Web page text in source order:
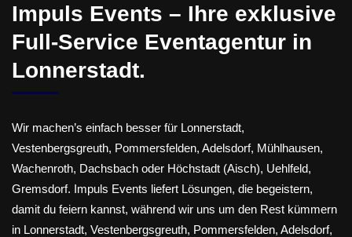
Impuls Events – Ihre exklusive
Full-Service Eventagentur in
Lonnerstadt.
Wir machen’s einfach besser für Lonnerstadt,
Vestenbergsgreuth, Pommersfelden, Adelsdorf, Mühlhausen,
Wachenroth, Dachsbach oder Höchstadt (Aisch), Uehlfeld,
Gremsdorf. Impuls Events liefert Lösungen, die begeistern,
damit du feiern kannst, während wir uns um den Rest kümmern
in Lonnerstadt, Vestenbergsgreuth, Pommersfelden, Adelsdorf,